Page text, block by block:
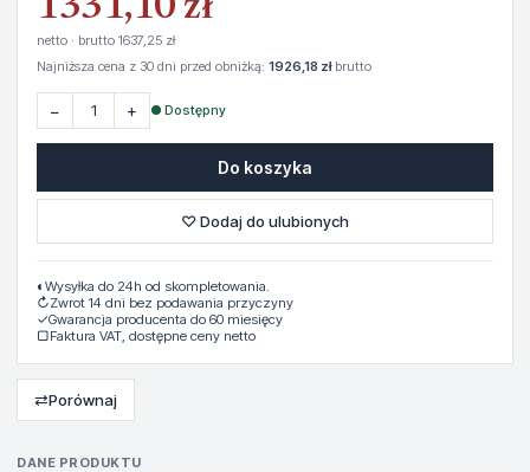
DANE PRODUKTU
1331,10 zł
netto · brutto 1637,25 zł
Najniższa cena z 30 dni przed obniżką: 1926,18 złbrutto
− + ● Dostępny
Do koszyka
♡ Dodaj do ulubionych
◐ Wysyłka do 24h od skompletowania.
↻Zwrot 14 dni bez podawania przyczyny
✓Gwarancja producenta do 60 miesięcy
▢Faktura VAT, dostępne ceny netto
⇄Porównaj